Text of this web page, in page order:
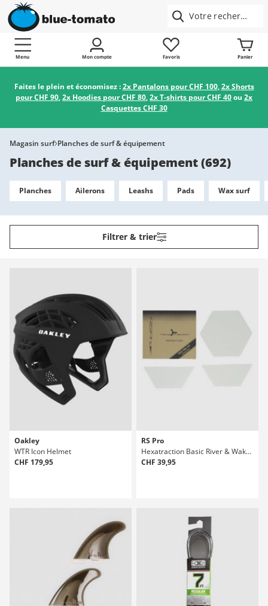
Menu Mon compte Favoris Panier
Faites le plein et économisez :2x Pantalons pour CHF 100,2x Shorts
pour CHF 90,2x Hoodies pour CHF 80,2x T-shirts pour CHF 40ou 2x
Casquettes CHF 30
Magasin surf Planches de surf & équipement
Planches de surf & équipement(692)
Planches Ailerons Leashs Pads Wax surf
Filtrer & trier
Oakley
WTR Icon Helmet
CHF 179,95
RS Pro
Hexatraction Basic River & Wake 10 Piece Traction Rembourrage
CHF 39,95